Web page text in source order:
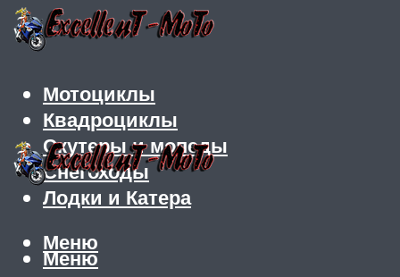
Мотоциклы
Квадроциклы
Скутеры и мопеды
Снегоходы
Лодки и Катера
Меню
Меню